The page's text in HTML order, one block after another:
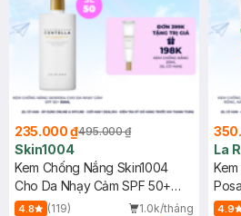
235.000 ₫495.000 ₫
Skin1004
Kem Chống Nắng Skin1004
Cho Da Nhạy Cảm SPF 50+
50ml
4.8 (119)
1.0k/tháng
La
4.9